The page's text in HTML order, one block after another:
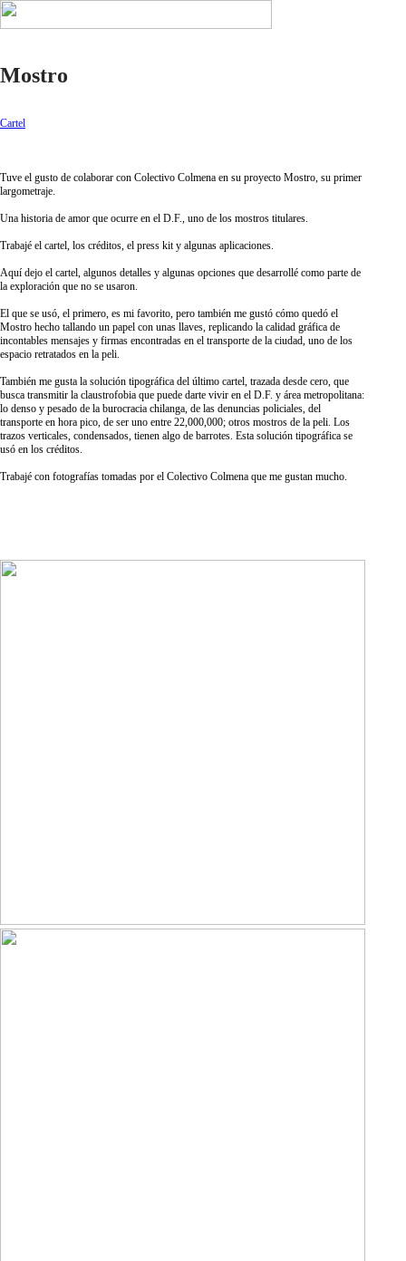
︎
Mostro
Cartel
Tuve el gusto de colaborar con Colectivo Colmena en su proyecto Mostro, su primer
largometraje.
Una historia de amor que ocurre en el D.F., uno de los mostros titulares.
Trabajé el cartel, los créditos, el press kit y algunas aplicaciones.
Aquí dejo el cartel, algunos detalles y algunas opciones que desarrollé como parte de
la exploración que no se usaron.
El que se usó, el primero, es mi favorito, pero también me gustó cómo quedó el
Mostro hecho tallando un papel con unas llaves, replicando la calidad gráfica de
incontables mensajes y firmas encontradas en el transporte de la ciudad, uno de los
espacio retratados en la peli.
También me gusta la solución tipográfica del último cartel, trazada desde cero, que
busca transmitir la claustrofobia que puede darte vivir en el D.F. y área metropolitana:
lo denso y pesado de la burocracia chilanga, de las denuncias policiales, del
transporte en hora pico, de ser uno entre 22,000,000; otros mostros de la peli. Los
trazos verticales, condensados, tienen algo de barrotes. Esta solución tipográfica se
usó en los créditos.
Trabajé con fotografías tomadas por el Colectivo Colmena que me gustan mucho.